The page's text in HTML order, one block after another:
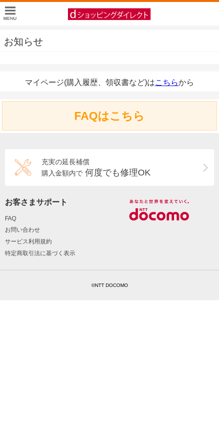
お知らせ
マイページ(購入履歴、領収書など)はこちらから
FAQはこちら
充実の延長補償
購入金額内で 何度でも修理OK
お客さまサポート
FAQ
お問い合わせ
サービス利用規約
特定商取引法に基づく表示
©NTT DOCOMO